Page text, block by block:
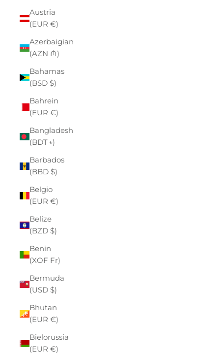
Austria
(EUR €)
Azerbaigian
(AZN ₼)
Bahamas
(BSD $)
Bahrein
(EUR €)
Bangladesh
(BDT ৳)
Barbados
(BBD $)
Belgio
(EUR €)
Belize
(BZD $)
Benin
(XOF Fr)
Bermuda
(USD $)
Bhutan
(EUR €)
Bielorussia
(EUR €)